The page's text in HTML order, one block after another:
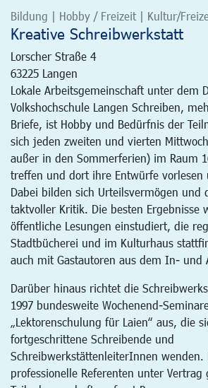
Bildung | Hobby / Freizeit | Kultur/
Kreative Schreibwerkstatt
Lorscher Straße 4
63225 Langen
Lokale Arbeitsgemeinschaft unter dem
Volkshochschule Langen Schreiben,
Briefe, ist Hobby und Bedürfnis der
sich jeden zweiten und vierten
außer in den Sommerferien) im Raum
treffen und dort ihre Entwürfe vorlesen
Dabei bilden sich Urteilsvermögen und
taktvoller Kritik. Die besten Ergebnisse
öffentliche Lesungen einstudiert, die
Stadtbücherei und im Kulturhaus
auch mit Gastautoren aus dem In- und
Darüber hinaus richtet die
1997 bundesweite Wochenend-
„Lektorenschulung für Laien“ aus, die
fortgeschrittene Schreibende und
SchreibwerkstättenleiterInnen wenden.
professionelle Referenten unter